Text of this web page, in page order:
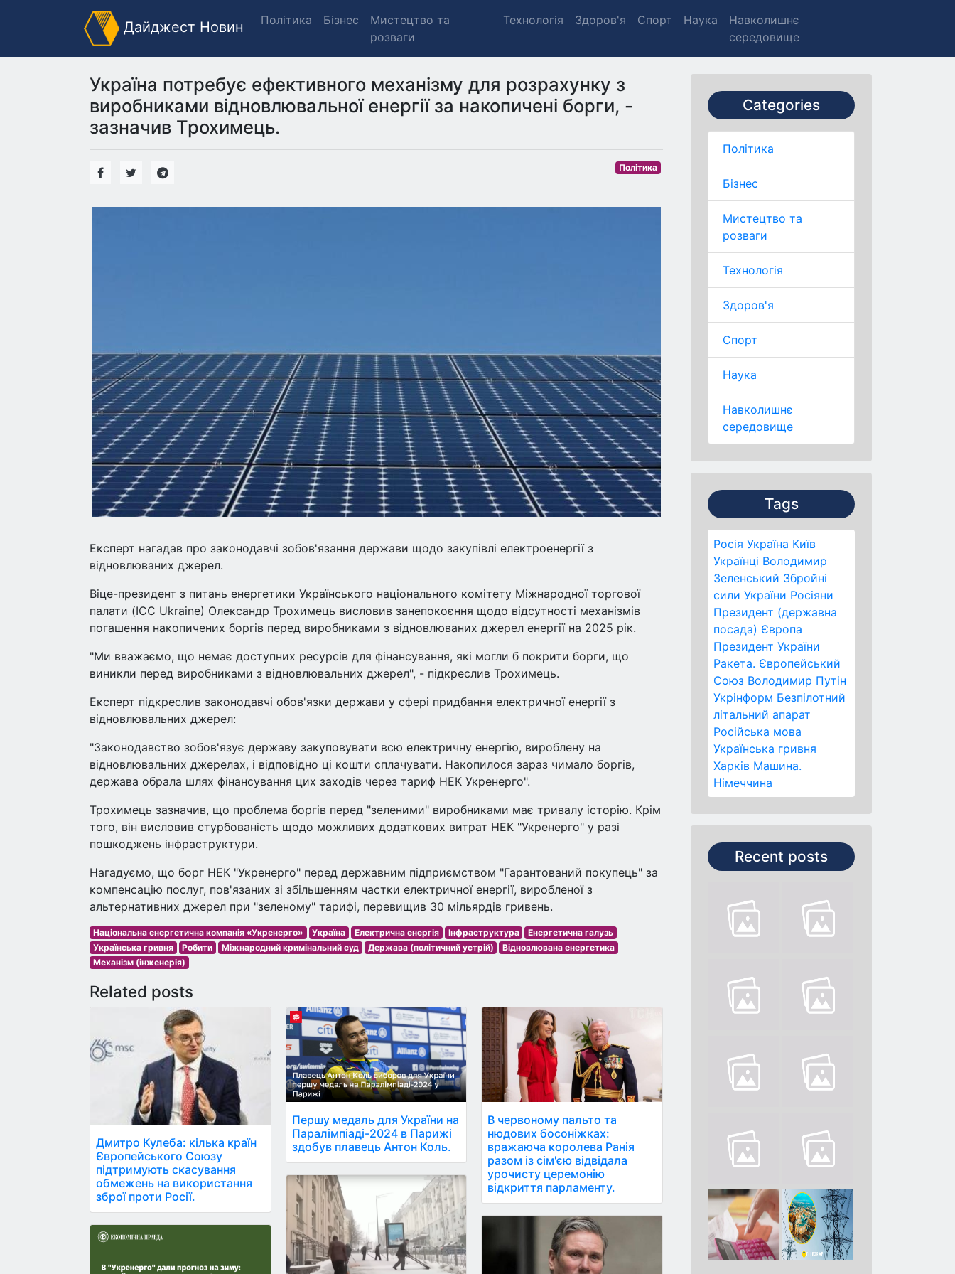
Дайджест Новин Політика Бізнес
Мистецтво та
розваги
Технологія Здоров'я Спорт Наука
Навколишнє
середовище
Categories
Політика
Бізнес
Мистецтво та
розваги
Технологія
Здоров'я
Спорт
Наука
Навколишнє
середовище
Tags
Росія Україна Київ
Українці Володимир
Зеленський Збройні
сили України Росіяни
Президент (державна
посада) Європа
Президент України
Ракета. Європейський
Союз Володимир Путін
Укрінформ Безпілотний
літальний апарат
Російська мова
Українська гривня
Харків Машина.
Німеччина
Recent posts
Україна потребує ефективного механізму для розрахунку з
виробниками відновлювальної енергії за накопичені борги, -
зазначив Трохимець.
Політика
Експерт нагадав про законодавчі зобов'язання держави щодо закупівлі електроенергії з
відновлюваних джерел.
Віце-президент з питань енергетики Українського національного комітету Міжнародної торгової
палати (ICC Ukraine) Олександр Трохимець висловив занепокоєння щодо відсутності механізмів
погашення накопичених боргів перед виробниками з відновлюваних джерел енергії на 2025 рік.
"Ми вважаємо, що немає доступних ресурсів для фінансування, які могли б покрити борги, що
виникли перед виробниками з відновлювальних джерел", - підкреслив Трохимець.
Експерт підкреслив законодавчі обов'язки держави у сфері придбання електричної енергії з
відновлювальних джерел:
"Законодавство зобов'язує державу закуповувати всю електричну енергію, вироблену на
відновлювальних джерелах, і відповідно ці кошти сплачувати. Накопилося зараз чимало боргів,
держава обрала шлях фінансування цих заходів через тариф НЕК Укренерго".
Трохимець зазначив, що проблема боргів перед "зеленими" виробниками має тривалу історію. Крім
того, він висловив стурбованість щодо можливих додаткових витрат НЕК "Укренерго" у разі
пошкоджень інфраструктури.
Нагадуємо, що борг НЕК "Укренерго" перед державним підприємством "Гарантований покупець" за
компенсацію послуг, пов'язаних зі збільшенням частки електричної енергії, виробленої з
альтернативних джерел при "зеленому" тарифі, перевищив 30 мільярдів гривень.
Національна енергетична компанія «Укренерго» Україна Електрична енергія Інфраструктура
Енергетична галузь
Українська гривня
Робити Міжнародний кримінальний суд Держава (політичний устрій)
Відновлювана енергетика
Механізм (інженерія)
Related posts
Дмитро Кулеба: кілька країн
Європейського Союзу
підтримують скасування
обмежень на використання
зброї проти Росії.
Першу медаль для України на
Паралімпіаді-2024 в Парижі
здобув плавець Антон Коль.
В червоному пальто та
нюдових босоніжках:
вражаюча королева Ранія
разом із сім'єю відвідала
урочисту церемонію
відкриття парламенту.